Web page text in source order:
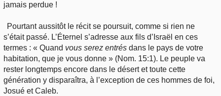
jamais perdue !
Pourtant aussitôt le récit se poursuit, comme si rien ne
s’était passé. L’Éternel s’adresse aux fils d’Israël en ces
termes : « Quand vous serez entrés dans le pays de votre
habitation, que je vous donne » (Nom. 15:1). Le peuple va
rester longtemps encore dans le désert et toute cette
génération y disparaîtra, à l’exception de ces hommes de foi,
Josué et Caleb.